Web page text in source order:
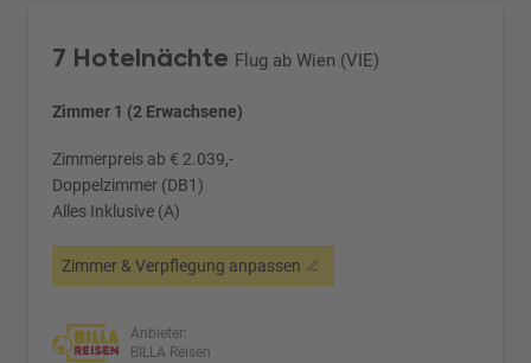
7 Hotelnächte Flug ab Wien (VIE)
Zimmer 1 (2 Erwachsene)
Zimmerpreis ab € 2.039,-
Doppelzimmer (DB1)
Alles Inklusive (A)
Zimmer & Verpflegung anpassen
Anbieter:
BILLA Reisen